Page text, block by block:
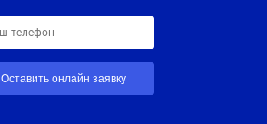
Оставить онлайн заявку